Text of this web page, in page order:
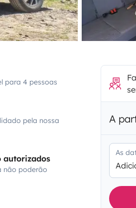
para 4 pessoas
pela nossa
autorizados
não poderão
A
As